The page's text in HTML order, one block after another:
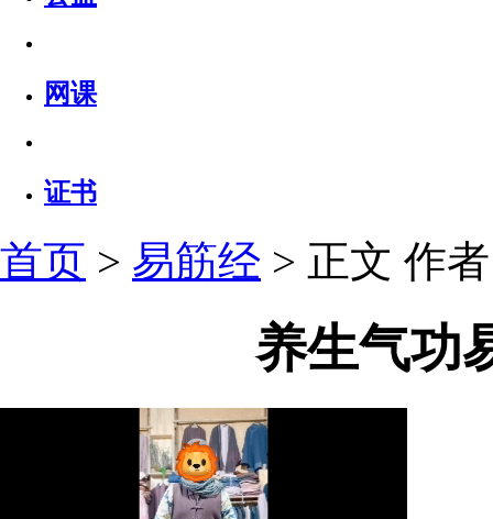
网课
证书
首页 > 易筋经 > 正文 作
养生气功